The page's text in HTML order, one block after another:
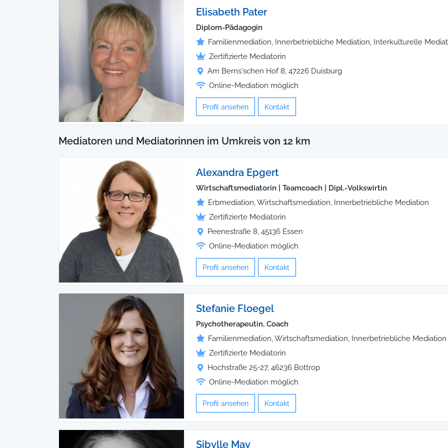
Elisabeth Pater
Diplom-Pädagogin
Familienmediation, Innerbetriebliche Mediation, Interkulturelle
Zertifizierte Mediatorin
Am Berns'schen Hof 8, 47226 Duisburg
Online-Mediation möglich
Profil ansehen Kontakt
Mediatoren und Mediatorinnen im Umkreis von 12 km
Alexandra Epgert
Wirtschaftsmediatorin | Teamcoach | Dipl.-Volkswirtin
Erbmediation, Wirtschaftsmediation, Innerbetriebliche Mediation
Zertifizierte Mediatorin
Peenestraße 8, 45136 Essen
Online-Mediation möglich
Profil ansehen Kontakt
Stefanie Floegel
Psychotherapeutin, Coach
Familienmediation, Wirtschaftsmediation, Innerbetriebliche Mediation
Zertifizierte Mediatorin
Hochstraße 25-27, 46236 Bottrop
Online-Mediation möglich
Profil ansehen Kontakt
Sibylle May